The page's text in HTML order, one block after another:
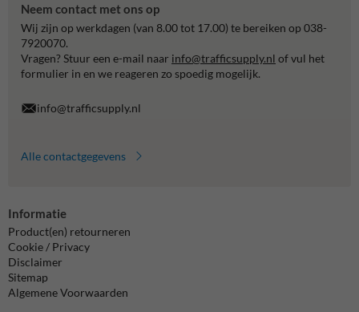
Neem contact met ons op
Wij zijn op werkdagen (van 8.00 tot 17.00) te bereiken op 038-
7920070.
Vragen? Stuur een e-mail naar info@trafficsupply.nl of vul het
formulier in en we reageren zo spoedig mogelijk.
info@trafficsupply.nl
Alle contactgegevens
Informatie
Product(en) retourneren
Cookie / Privacy
Disclaimer
Sitemap
Algemene Voorwaarden